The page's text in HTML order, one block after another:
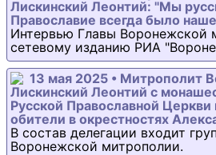
Лискинский Леонтий: "Мы
Православие всегда было
Интервью Главы Воронежской
сетевому изданию РИА
13 мая 2025 • Митрополит
Лискинский Леонтий с
Русской Православной
обители в окрестностях
В состав делегации входит
Воронежской митрополии.